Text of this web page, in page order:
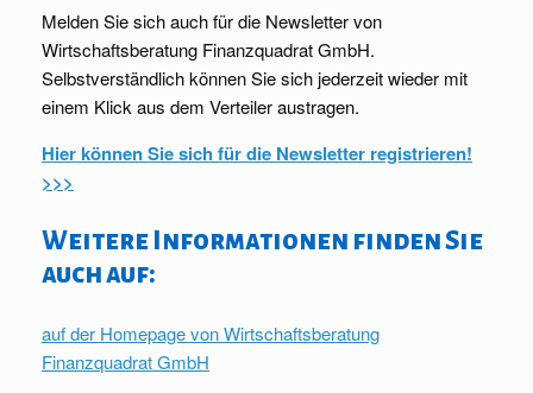
Melden Sie sich auch für die Newsletter von
Wirtschaftsberatung Finanzquadrat GmbH.
Selbstverständlich können Sie sich jederzeit wieder mit
einem Klick aus dem Verteiler austragen.
Hier können Sie sich für die Newsletter registrieren!
>>>
Weitere Informationen finden Sie
auch auf:
auf der Homepage von Wirtschaftsberatung
Finanzquadrat GmbH